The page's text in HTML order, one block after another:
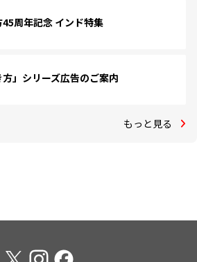
周年記念 インド特集
方」シリーズ広告のご案内
もっと見る